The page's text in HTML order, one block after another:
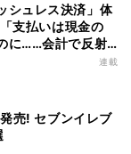
シュレス決済」体
支払いは現金の
に……会計で反射
は
連載
売! セブンイレブ